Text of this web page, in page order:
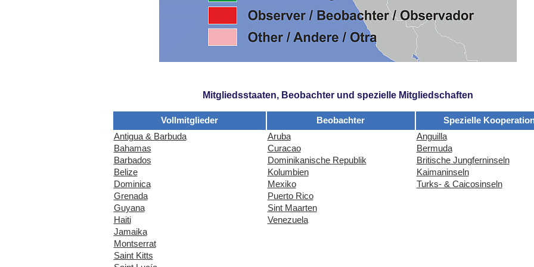
Mitgliedsstaaten, Beobachter und spezielle Mitgliedschaften
Vollmitglieder Beobachter
Spezielle
Antigua & Barbuda
Aruba
Anguilla
Bahamas
Curacao
Bermuda
Barbados
Dominikanische Republik
Britische Jungferninseln
Belize
Kolumbien
Kaimaninseln
Dominica
Mexiko
Turks- & Caicosinseln
Grenada
Puerto Rico
Guyana
Sint Maarten
Haiti
Venezuela
Jamaika
Montserrat
Saint Kitts